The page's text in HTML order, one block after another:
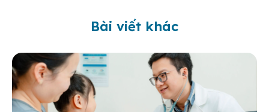
Bài viết khác